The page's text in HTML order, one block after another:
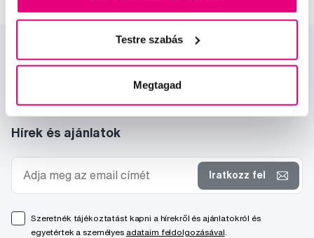
Testre szabás
Megtagad
Hírek és ajánlatok
Iratkozz fel
Szeretnék tájékoztatást kapni a hírekről és ajánlatokról és
egyetértek a személyes adataim feldolgozásával